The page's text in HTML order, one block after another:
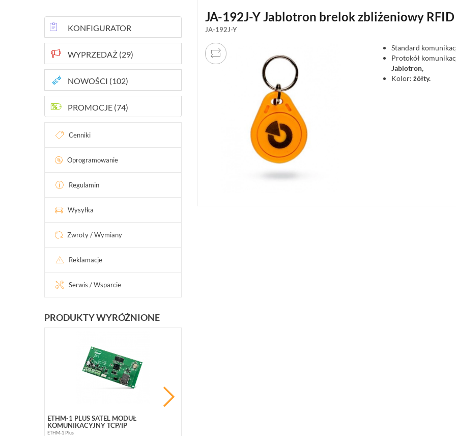
KONFIGURATOR
WYPRZEDAŻ (29)
NOWOŚCI (102)
PROMOCJE (74)
Cenniki
Oprogramowanie
Regulamin
Wysyłka
Zwroty / Wymiany
Reklamacje
Serwis / Wsparcie
PRODUKTY WYRÓŻNIONE
ETHM-1 PLUS SATEL MODUŁ
KOMUNIKACYJNY TCP/IP
ETHM-1 Plus
JA-192J-Y Jablotron brelok zbliżeniowy RFID
JA-192J-Y
Standard
Protokół
Jablotron,
Kolor: żółty.